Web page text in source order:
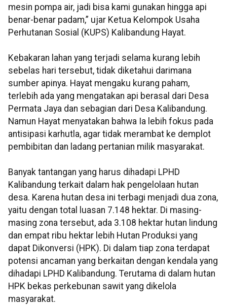
mesin pompa air, jadi bisa kami gunakan hingga api
benar-benar padam,” ujar Ketua Kelompok Usaha
Perhutanan Sosial (KUPS) Kalibandung Hayat.
Kebakaran lahan yang terjadi selama kurang lebih
sebelas hari tersebut, tidak diketahui darimana
sumber apinya. Hayat mengaku kurang paham,
terlebih ada yang mengatakan api berasal dari Desa
Permata Jaya dan sebagian dari Desa Kalibandung.
Namun Hayat menyatakan bahwa Ia lebih fokus pada
antisipasi karhutla, agar tidak merambat ke demplot
pembibitan dan ladang pertanian milik masyarakat.
Banyak tantangan yang harus dihadapi LPHD
Kalibandung terkait dalam hak pengelolaan hutan
desa. Karena hutan desa ini terbagi menjadi dua zona,
yaitu dengan total luasan 7.148 hektar. Di masing-
masing zona tersebut, ada 3.108 hektar hutan lindung
dan empat ribu hektar lebih Hutan Produksi yang
dapat Dikonversi (HPK). Di dalam tiap zona terdapat
potensi ancaman yang berkaitan dengan kendala yang
dihadapi LPHD Kalibandung. Terutama di dalam hutan
HPK bekas perkebunan sawit yang dikelola
masyarakat.